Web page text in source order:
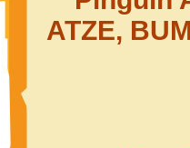
ATZE,